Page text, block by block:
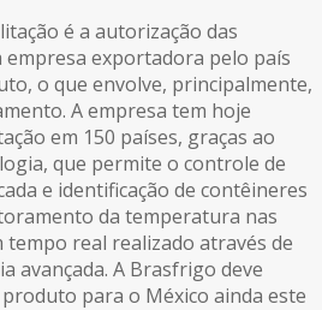
é a autorização das
empresa exportadora pelo país
o que envolve, principalmente,
A empresa tem hoje
em 150 países, graças ao
que permite o controle de
e identificação de contêineres
da temperatura nas
real realizado através de
avançada. A Brasfrigo deve
para o México ainda este